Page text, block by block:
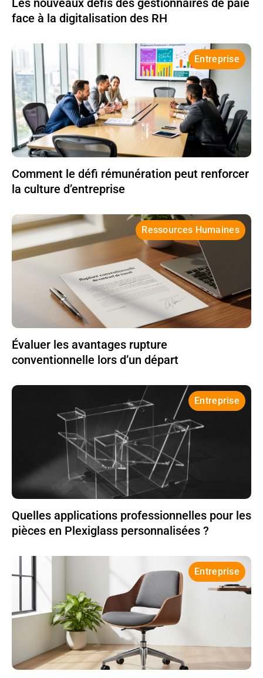
face à la digitalisation des RH
Entreprise
Comment le défi rémunération peut renforcer
la culture d’entreprise
Ressources Humaines
Évaluer les avantages rupture
conventionnelle lors d’un départ
Entreprise
Quelles applications professionnelles pour les
pièces en Plexiglass personnalisées ?
Entreprise